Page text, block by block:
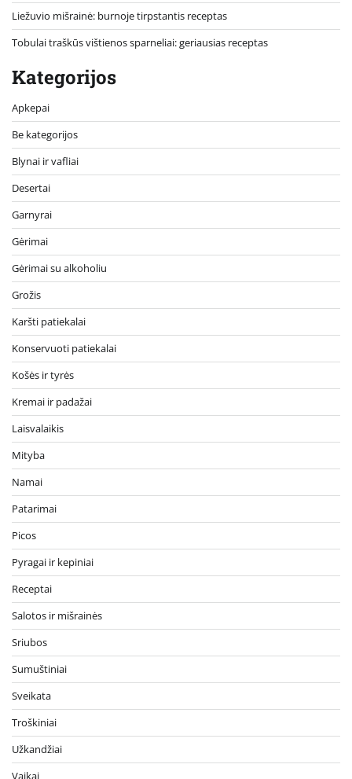
Liežuvio mišrainė: burnoje tirpstantis receptas
Tobulai traškūs vištienos sparneliai: geriausias receptas
Kategorijos
Apkepai
Be kategorijos
Blynai ir vafliai
Desertai
Garnyrai
Gėrimai
Gėrimai su alkoholiu
Grožis
Karšti patiekalai
Konservuoti patiekalai
Košės ir tyrės
Kremai ir padažai
Laisvalaikis
Mityba
Namai
Patarimai
Picos
Pyragai ir kepiniai
Receptai
Salotos ir mišrainės
Sriubos
Sumuštiniai
Sveikata
Troškiniai
Užkandžiai
Vaikai